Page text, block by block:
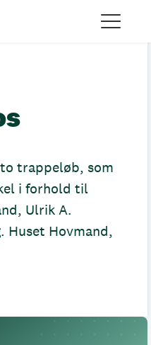
trappeløb, som
i forhold til
Ulrik A.
Huset Hovmand,